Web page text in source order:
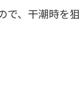
で、干潮時を